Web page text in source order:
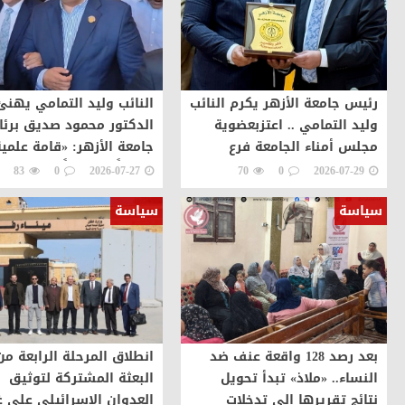
رئيس جامعة الأزهر يكرم النائب
وليد التمامي .. اعتزبعضوية
مجلس أمناء الجامعة فرع
دمياط وهذا التكريم وسام
علي صدري
2026-07-29
0
70
النائب وليد التمامي
الدكتور محمود صديق
جامعة الأزهر: «قامة
تتويجاً مستحقاً لمسيرة
بالإنجازات
2026-07-27
0
83
سياسة
بعد رصد 128 واقعة عنف ضد
النساء.. «ملاذ» تبدأ تحويل
نتائج تقريرها إلى تدخلات
سياسة
انطلاق المرحلة الرابعة
البعثة المشتركة لتوثيق
العدوان الإسرائيلي على